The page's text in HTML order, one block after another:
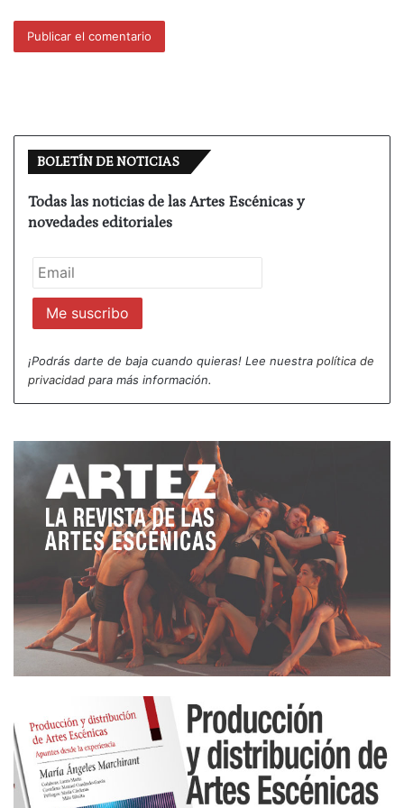
BOLETÍN DE NOTICIAS
Todas las noticias de las Artes Escénicas y
novedades editoriales
¡Podrás darte de baja cuando quieras! Lee nuestra política de
privacidad para más información.